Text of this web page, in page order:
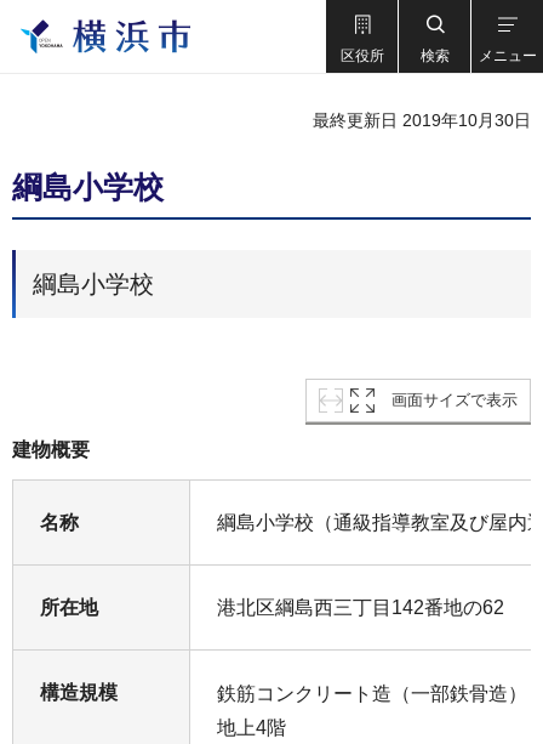
区役所 検索 メニュー
最終更新日 2019年10月30日
綱島小学校
綱島小学校
画面サイズで表示
建物概要
名称 綱島小学校（通級指導教室及び屋内
所在地 港北区綱島西三丁目142番地の62
構造規模
鉄筋コンクリート造（一部鉄骨造）
地上4階